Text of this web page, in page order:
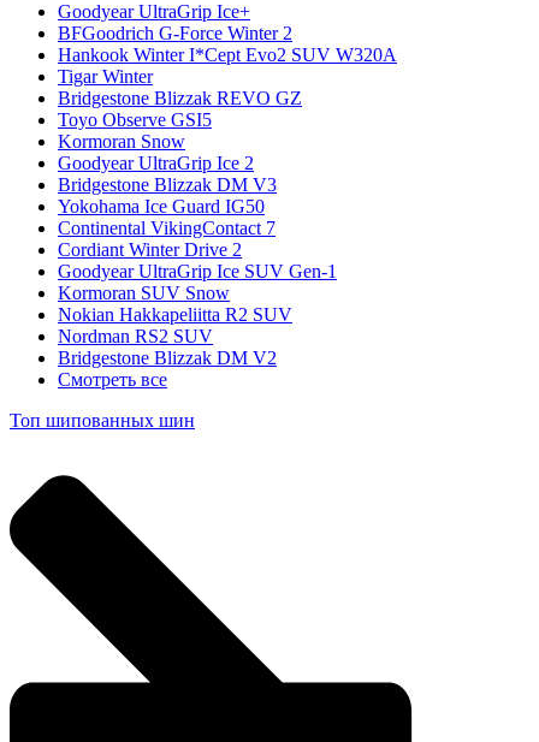
Goodyear UltraGrip Ice+
BFGoodrich G-Force Winter 2
Hankook Winter I*Cept Evo2 SUV W320A
Tigar Winter
Bridgestone Blizzak REVO GZ
Toyo Observe GSI5
Kormoran Snow
Goodyear UltraGrip Ice 2
Bridgestone Blizzak DM V3
Yokohama Ice Guard IG50
Continental VikingContact 7
Cordiant Winter Drive 2
Goodyear UltraGrip Ice SUV Gen-1
Kormoran SUV Snow
Nokian Hakkapeliitta R2 SUV
Nordman RS2 SUV
Bridgestone Blizzak DM V2
Смотреть все
Топ шипованных шин